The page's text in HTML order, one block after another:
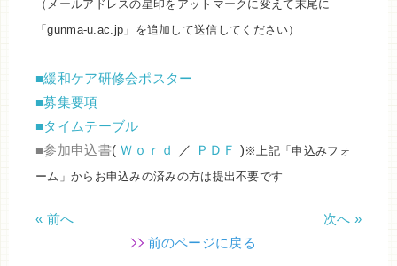
（メールアドレスの星印をアットマークに変えて末尾に
「gunma-u.ac.jp」を追加して送信してください）
■緩和ケア研修会ポスター
■募集要項
■タイムテーブル
■参加申込書( Ｗｏｒｄ ／ ＰＤＦ ) ※上記「申込みフォ
ーム」からお申込みの済みの方は提出不要です
« 前へ
次へ »
前のページに戻る